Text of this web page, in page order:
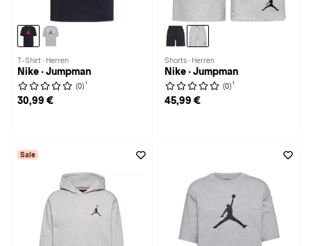
T-Shirt · Herren
Nike · Jumpman
(0) 1
30,99 €
Shorts · Herren
Nike · Jumpman
(0) 1
45,99 €
Sale